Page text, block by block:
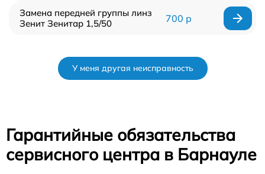
Замена передней группы линз
Зенит Зенитар 1,5/50
700 р
У меня другая неисправность
Гарантийные обязательства
сервисного центра в Барнауле